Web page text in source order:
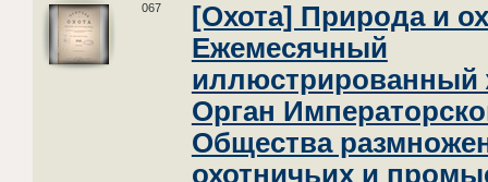
067
[Охота] Природа и
Ежемесячный
иллюстрированный
Орган
Общества
охотничьих и